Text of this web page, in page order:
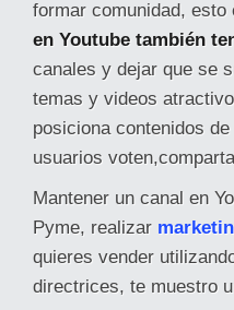
formar comunidad, esto
en Youtube también
canales y dejar que se
temas y videos
posiciona contenidos
usuarios
Mantener un canal en
Pyme, realizar
quieres vender
directrices, te muestro